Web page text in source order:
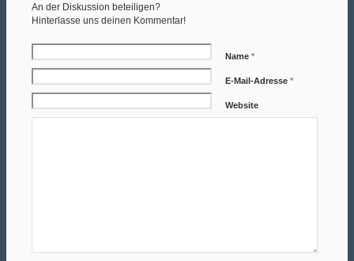
An der Diskussion beteiligen?
Hinterlasse uns deinen Kommentar!
Name*
E-Mail-Adresse*
Website